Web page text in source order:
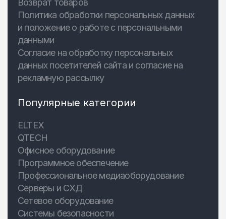
Возврат товаров
Политика обработки персональных данных
и положение о работе с персональными
данными
Согласие на обработку персональных
данных посетителей сайта и согласие на
рекламную рассылку
Популярные категории
ELTEX
QTECH
Офисное оборудование
Программное обеспечение
Профессиональное медиаоборудование
Серверы и СХД
Сетевое оборудование
Системы безопасности